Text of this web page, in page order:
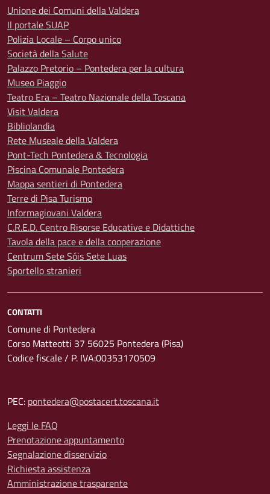
Unione dei Comuni della Valdera
Il portale SUAP
Polizia Locale – Corpo unico
Società della Salute
Palazzo Pretorio – Pontedera per la cultura
Museo Piaggio
Teatro Era – Teatro Nazionale della Toscana
Visit Valdera
Bibliolandia
Rete Museale della Valdera
Pont-Tech Pontedera & Tecnologia
Piscina Comunale Pontedera
Mappa sentieri di Pontedera
Terre di Pisa Turismo
Informagiovani Valdera
C.R.E.D. Centro Risorse Educative e Didattiche
Tavola della pace e della cooperazione
Centrum Sete Sóis Sete Luas
Sportello stranieri
CONTATTI
Comune di Pontedera
Corso Matteotti 37 56025 Pontedera (Pisa)
Codice fiscale / P. IVA:00353170509
PEC: pontedera@postacert.toscana.it
Leggi le FAQ
Prenotazione appuntamento
Segnalazione disservizio
Richiesta assistenza
Amministrazione trasparente